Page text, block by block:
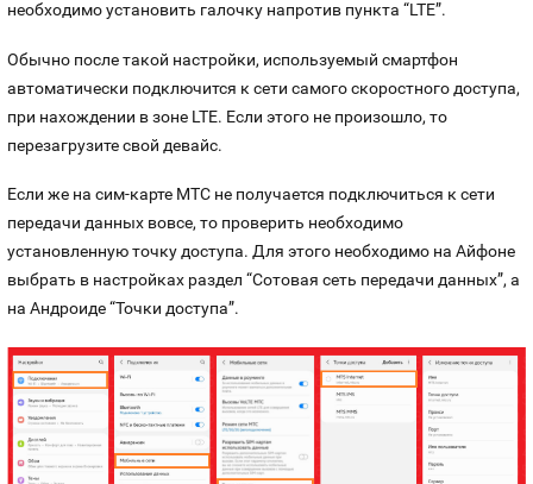
необходимо установить галочку напротив пункта “LTE”.
Обычно после такой настройки, используемый смартфон
автоматически подключится к сети самого скоростного доступа,
при нахождении в зоне LTE. Если этого не произошло, то
перезагрузите свой девайс.
Если же на сим-карте МТС не получается подключиться к сети
передачи данных вовсе, то проверить необходимо
установленную точку доступа. Для этого необходимо на Айфоне
выбрать в настройках раздел “Сотовая сеть передачи данных”, а
на Андроиде “Точки доступа”.